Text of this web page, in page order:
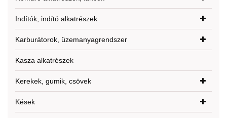
Indítók, indító alkatrészek
Karburátorok, üzemanyagrendszer
Kasza alkatrészek
Kerekek, gumik, csövek
Kések